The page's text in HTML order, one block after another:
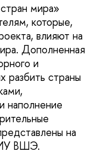
мира»
которые,
влияют на
Дополненная
и
разбить страны
наполнение
на
ВШЭ.